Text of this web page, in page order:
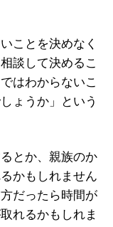
ことを決めなく
談して決めるこ
はわからないこ
ょうか」という
とか、親族のか
かもしれません
だったら時間が
れるかもしれま